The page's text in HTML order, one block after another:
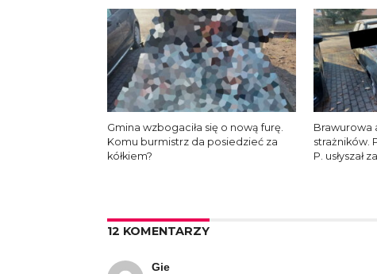
Gmina wzbogaciła się o nową furę.
Komu burmistrz da posiedzieć za
kółkiem?
Brawurowa
strażników.
P. usłyszał
12 KOMENTARZY
Gie